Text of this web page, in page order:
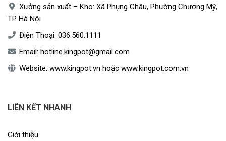
Xưởng sản xuất – Kho: Xã Phụng Châu, Phường Chương Mỹ,
TP Hà Nội
Điện Thoại: 036.560.1111
Email: hotline.kingpot@gmail.com
Website: www.kingpot.vn hoặc www.kingpot.com.vn
LIÊN KẾT NHANH
Giới thiệu